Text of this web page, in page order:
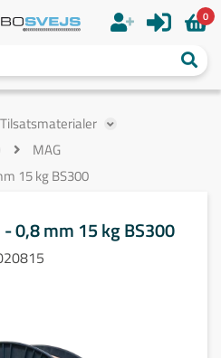
0
Tilsatsmaterialer
MAG
15 kg BS300
0,8 mm 15 kg BS300